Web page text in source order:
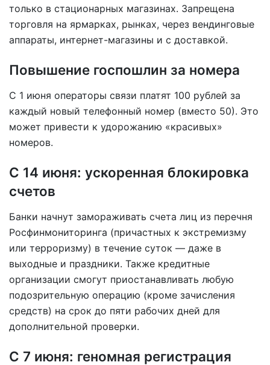
только в стационарных магазинах. Запрещена
торговля на ярмарках, рынках, через вендинговые
аппараты, интернет-магазины и с доставкой.
Повышение госпошлин за номера
С 1 июня операторы связи платят 100 рублей за
каждый новый телефонный номер (вместо 50). Это
может привести к удорожанию «красивых»
номеров.
С 14 июня: ускоренная блокировка
счетов
Банки начнут замораживать счета лиц из перечня
Росфинмониторинга (причастных к экстремизму
или терроризму) в течение суток — даже в
выходные и праздники. Также кредитные
организации смогут приостанавливать любую
подозрительную операцию (кроме зачисления
средств) на срок до пяти рабочих дней для
дополнительной проверки.
С 7 июня: геномная регистрация